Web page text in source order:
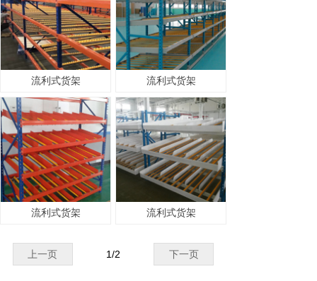
流利式货架 流利式货架
流利式货架 流利式货架
上一页 下一页
1/2